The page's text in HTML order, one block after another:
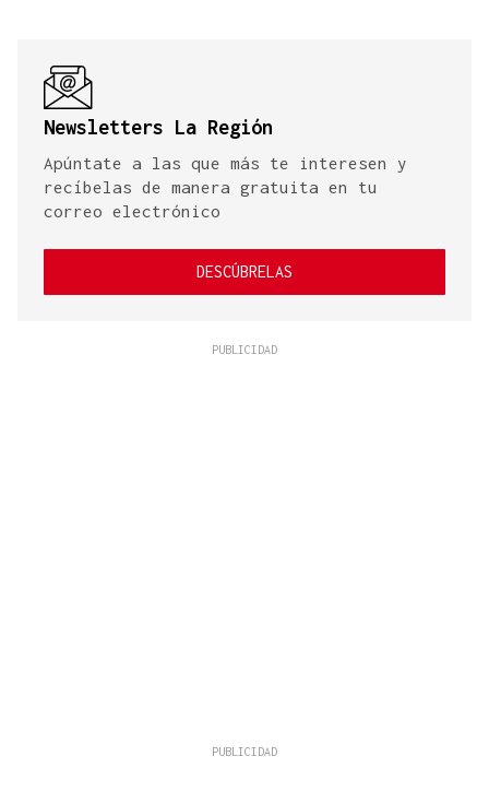
Newsletters La Región
Apúntate a las que más te interesen y
recíbelas de manera gratuita en tu
correo electrónico
DESCÚBRELAS